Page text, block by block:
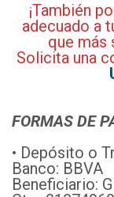
¡También
adecuado a
que más
Solicita una
FORMAS DE
• Depósito o
Banco: BBVA
Beneficiario: